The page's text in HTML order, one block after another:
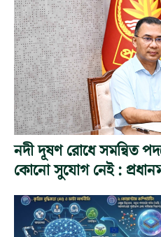
নদী দূষণ রোধে সমন্বিত
কোনো সুযোগ নেই :